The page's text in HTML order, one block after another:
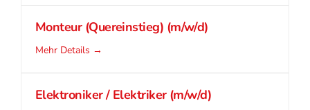
Monteur (Quereinstieg) (m/w/d)
Mehr Details
Elektroniker / Elektriker (m/w/d)